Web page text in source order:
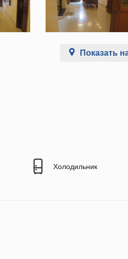
Показать
Холодильник